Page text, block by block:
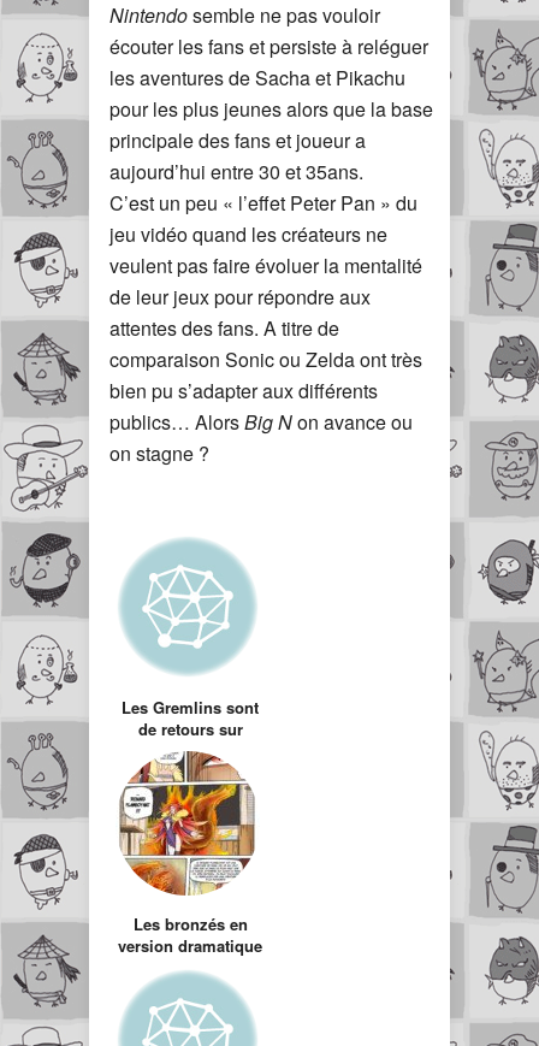
Nintendosemble ne pas vouloir
écouter les fans et persiste à reléguer
les aventures de Sacha et Pikachu
pour les plus jeunes alors que la base
principale des fans et joueur a
aujourd’hui entre 30 et 35ans.
C’est un peu « l’effet Peter Pan » du
jeu vidéo quand les créateurs ne
veulent pas faire évoluer la mentalité
de leur jeux pour répondre aux
attentes des fans. A titre de
comparaison Sonic ou Zelda ont très
bien pu s’adapter aux différents
publics… AlorsBig Non avance ou
on stagne ?
Les Gremlins sont
de retours sur
internet
Les bronzés en
version dramatique
: montage